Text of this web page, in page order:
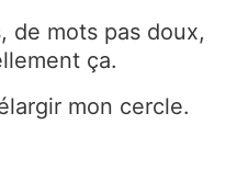
de mots pas doux,
ça.
mon cercle.